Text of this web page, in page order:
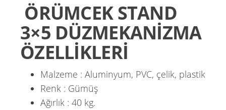
ÖRÜMCEK STAND
3×5 DÜZMEKANİZMA
ÖZELLİKLERİ
Malzeme : Aluminyum, PVC, çelik, plastik
Renk : Gümüş
Ağırlık : 40 kg.